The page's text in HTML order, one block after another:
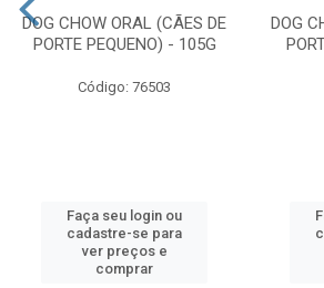
DOG CHOW ORAL (CÃES DE
PORTE PEQUENO) - 105G
Código: 76503
Faça seu login ou
cadastre-se para
ver preços e
comprar
DOG